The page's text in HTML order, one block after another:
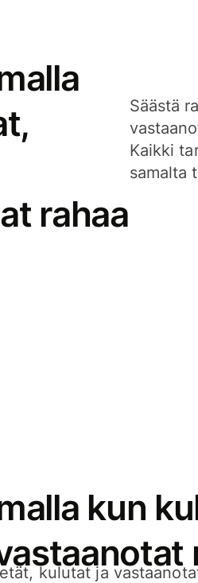
rahaa
Säästä
Kaikki
samalta
kun
kulutat ja